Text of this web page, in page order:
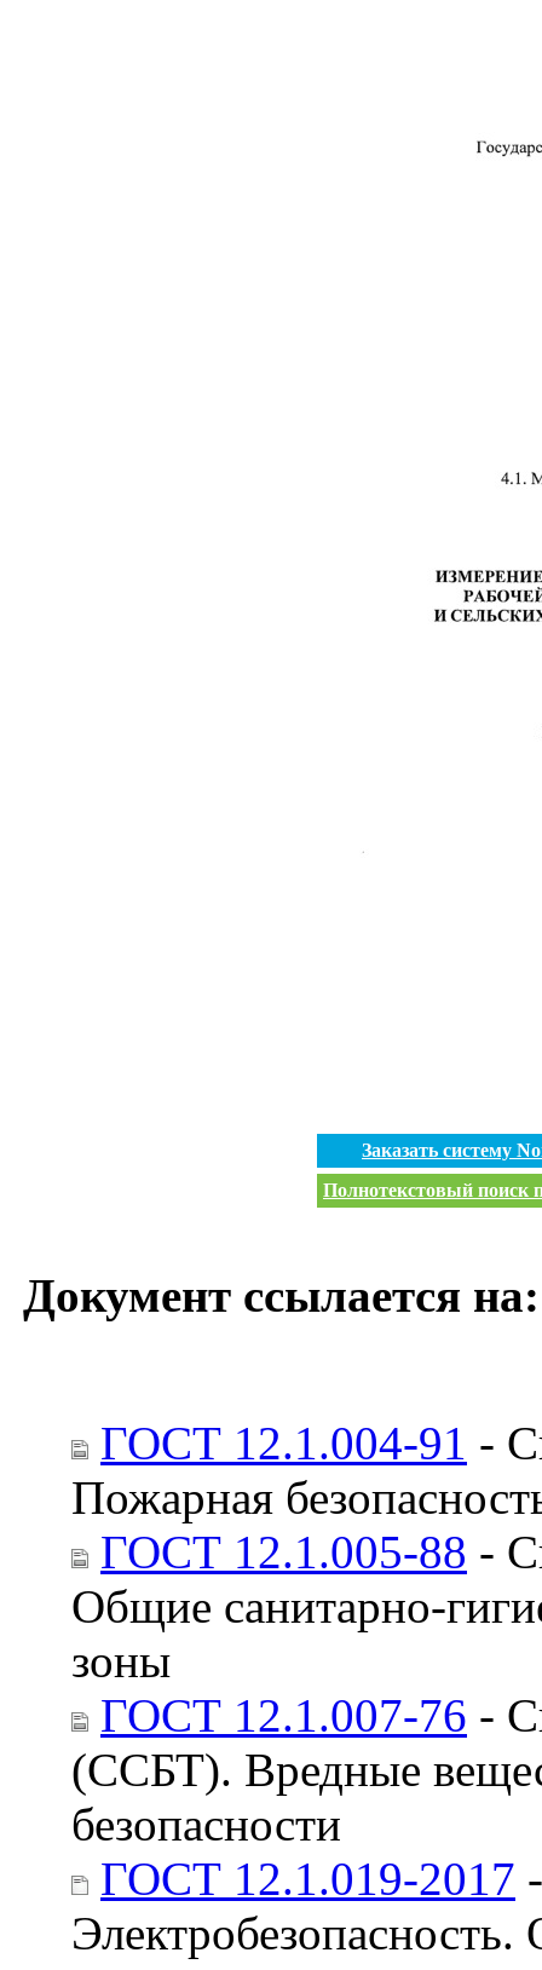
Заказать систему
Полнотекстовый поиск
Документ ссылается на:
ГОСТ 12.1.004-91 -
Пожарная
ГОСТ 12.1.005-88 -
Общие санитарно-
зоны
ГОСТ 12.1.007-76 -
(ССБТ). Вредные
безопасности
ГОСТ 12.1.019-2017